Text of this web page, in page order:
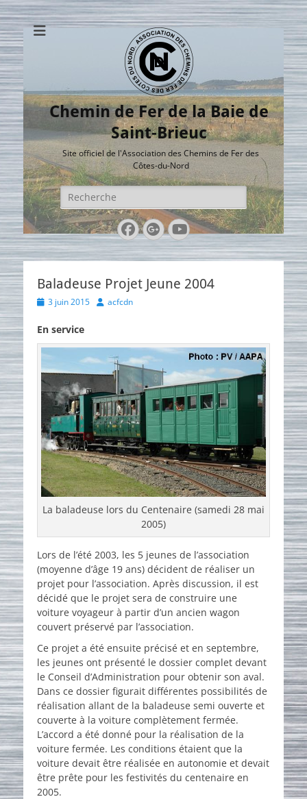
Chemin de Fer de la Baie de
Saint-Brieuc
Site officiel de l'Association des Chemins de Fer des
Côtes-du-Nord
Rechercher :
Facebook
Googleplus
YouTube
Baladeuse Projet Jeune 2004
Posted3 juin 2015 Author
acfcdn
En service
La baladeuse lors du Centenaire (samedi 28 mai
2005)
Lors de l’été 2003, les 5 jeunes de l’association
(moyenne d’âge 19 ans) décident de réaliser un
projet pour l’association. Après discussion, il est
décidé que le projet sera de construire une
voiture voyageur à partir d’un ancien wagon
couvert préservé par l’association.
Ce projet a été ensuite précisé et en septembre,
les jeunes ont présenté le dossier complet devant
le Conseil d’Administration pour obtenir son aval.
Dans ce dossier figurait différentes possibilités de
réalisation allant de la baladeuse semi ouverte et
couverte à la voiture complètement fermée.
L’accord a été donné pour la réalisation de la
voiture fermée. Les conditions étaient que la
voiture devait être réalisée en autonomie et devait
être prête pour les festivités du centenaire en
2005.